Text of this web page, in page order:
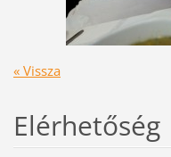
« Vissza
Elérhetőség